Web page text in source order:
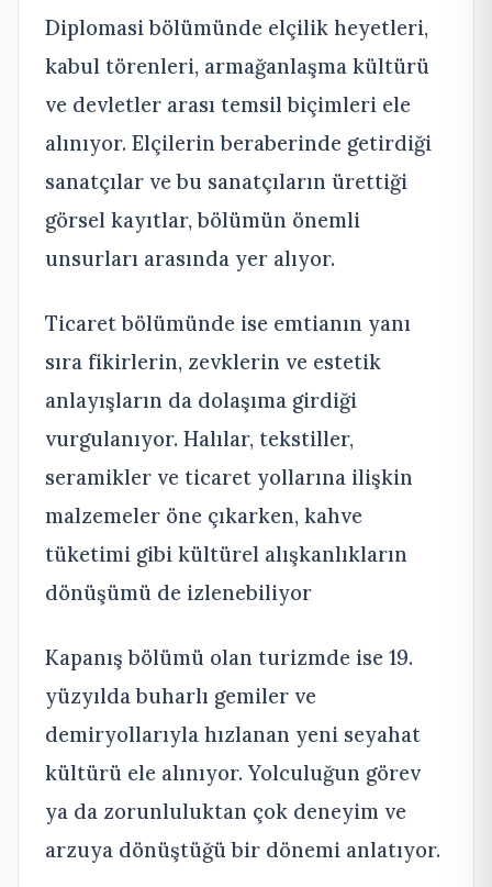
Diplomasi bölümünde elçilik heyetleri,
kabul törenleri, armağanlaşma kültürü
ve devletler arası temsil biçimleri ele
alınıyor. Elçilerin beraberinde getirdiği
sanatçılar ve bu sanatçıların ürettiği
görsel kayıtlar, bölümün önemli
unsurları arasında yer alıyor.
Ticaret bölümünde ise emtianın yanı
sıra fikirlerin, zevklerin ve estetik
anlayışların da dolaşıma girdiği
vurgulanıyor. Halılar, tekstiller,
seramikler ve ticaret yollarına ilişkin
malzemeler öne çıkarken, kahve
tüketimi gibi kültürel alışkanlıkların
dönüşümü de izlenebiliyor
Kapanış bölümü olan turizmde ise 19.
yüzyılda buharlı gemiler ve
demiryollarıyla hızlanan yeni seyahat
kültürü ele alınıyor. Yolculuğun görev
ya da zorunluluktan çok deneyim ve
arzuya dönüştüğü bir dönemi anlatıyor.